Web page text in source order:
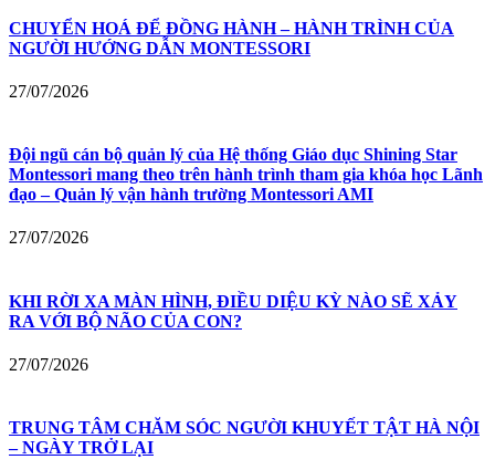
CHUYỂN HOÁ ĐỂ ĐỒNG HÀNH – HÀNH TRÌNH CỦA
NGƯỜI HƯỚNG DẪN MONTESSORI
27/07/2026
Đội ngũ cán bộ quản lý của Hệ thống Giáo dục Shining Star
Montessori mang theo trên hành trình tham gia khóa học Lãnh
đạo – Quản lý vận hành trường Montessori AMI
27/07/2026
KHI RỜI XA MÀN HÌNH, ĐIỀU DIỆU KỲ NÀO SẼ XẢY
RA VỚI BỘ NÃO CỦA CON?
27/07/2026
TRUNG TÂM CHĂM SÓC NGƯỜI KHUYẾT TẬT HÀ NỘI
– NGÀY TRỞ LẠI